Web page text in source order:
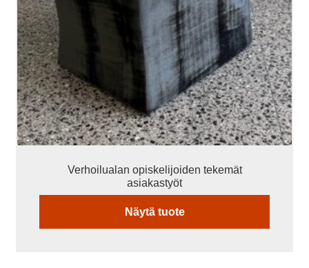
Verhoilualan opiskelijoiden tekemät
asiakastyöt
Näytä tuote